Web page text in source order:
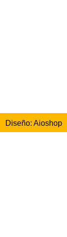
Diseño: Aioshop